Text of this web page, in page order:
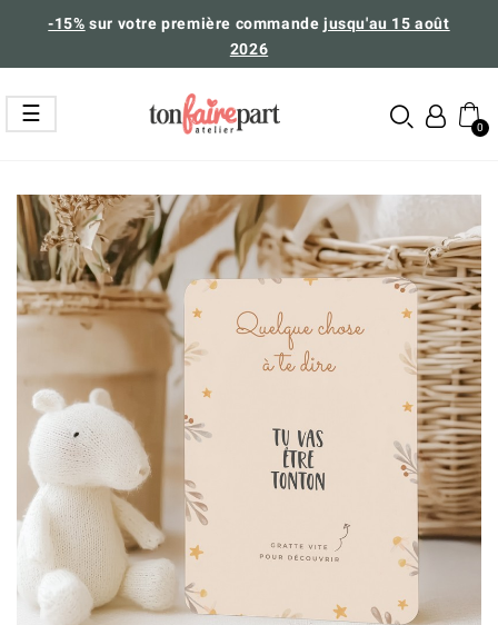
-15% sur votre première commandejusqu'au 15 août
2026
Basculer
la
navigation
☰